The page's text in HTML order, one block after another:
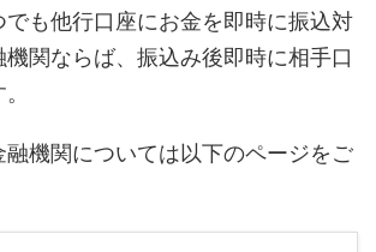
でも他行口座にお金を即時に振込対
関ならば、振込み後即時に相手口
融機関については以下のページをご